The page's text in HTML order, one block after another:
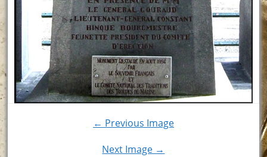
← Previous Image
Next Image →